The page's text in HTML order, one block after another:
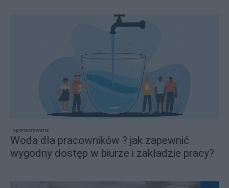
sponsorowane
Woda dla pracowników ? jak zapewnić
wygodny dostęp w biurze i zakładzie pracy?